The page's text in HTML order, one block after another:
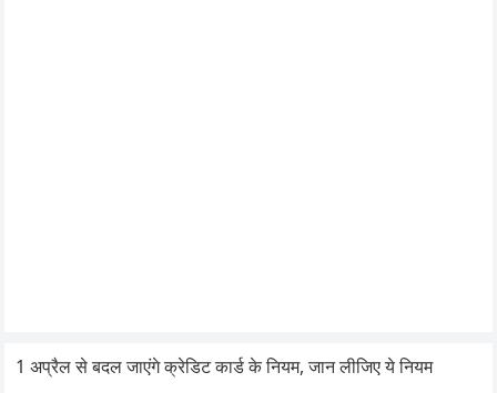
1 अप्रैल से बदल जाएंगे क्रेडिट कार्ड के नियम, जान लीजिए ये नियम